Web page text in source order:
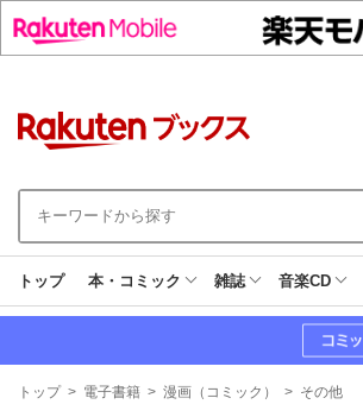
トップ 本・コミック 雑誌 音楽CD
現
トップ > 電子書籍 > 漫画（コミック） > その他